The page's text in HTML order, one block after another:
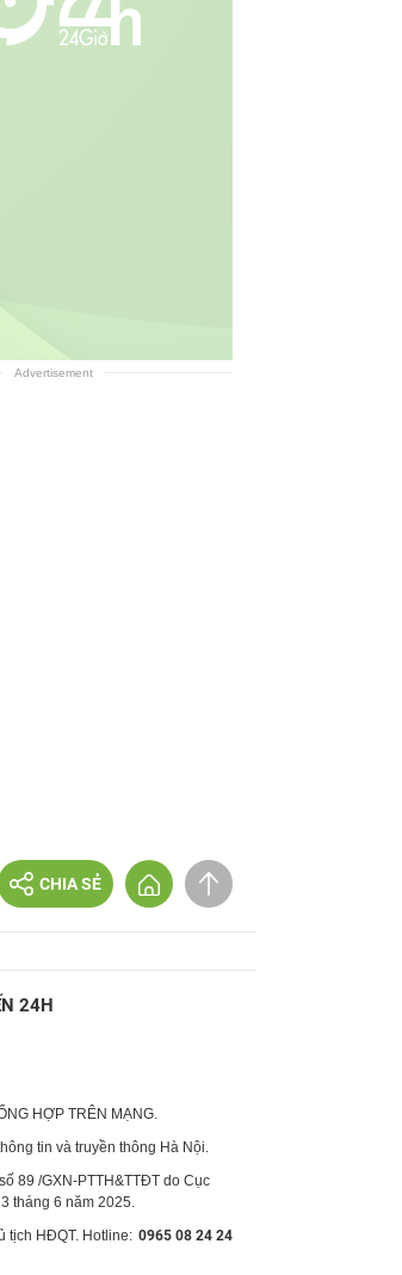
Advertisement
CHIA SẺ
24H
HỢP TRÊN MẠNG.
tin và truyền thông Hà Nội.
89 /GXN-PTTH&TTĐT do Cục
tháng 6 năm 2025.
tịch HĐQT. Hotline: 0965 08 24 24